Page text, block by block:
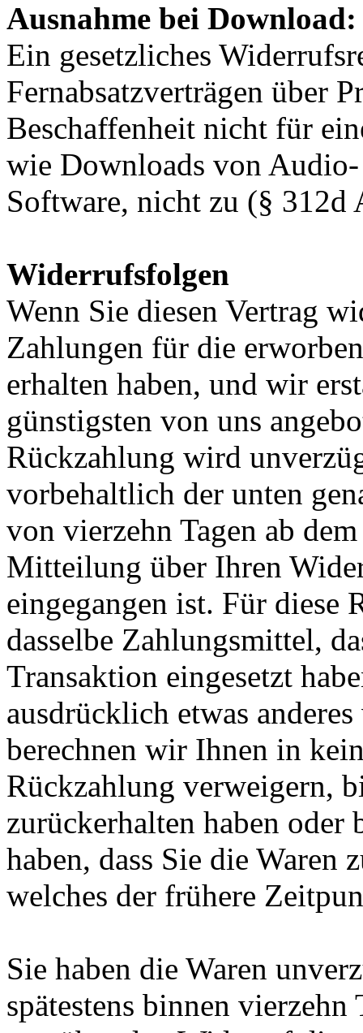
Ausnahme bei Download:
Ein gesetzliches
Fernabsatzverträgen über
Beschaffenheit nicht für
wie Downloads von
Software, nicht zu (§ 312d
Widerrufsfolgen
Wenn Sie diesen Vertrag
Zahlungen für die
erhalten haben, und wir
günstigsten von uns
Rückzahlung wird
vorbehaltlich der unten
von vierzehn Tagen ab
Mitteilung über Ihren
eingegangen ist. Für diese
dasselbe Zahlungsmittel,
Transaktion eingesetzt
ausdrücklich etwas
berechnen wir Ihnen in
Rückzahlung verweigern,
zurückerhalten haben oder
haben, dass Sie die Waren
welches der frühere
Sie haben die Waren
spätestens binnen vierzehn